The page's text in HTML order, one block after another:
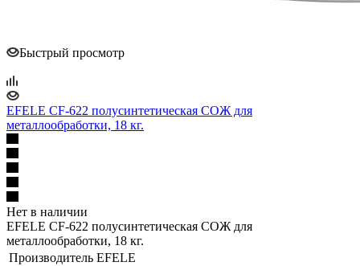
Быстрый просмотр
EFELE CF-622 полусинтетическая СОЖ для
металлообработки, 18 кг.
Нет в наличии
EFELE CF-622 полусинтетическая СОЖ для
металлообработки, 18 кг.
Производитель EFELE